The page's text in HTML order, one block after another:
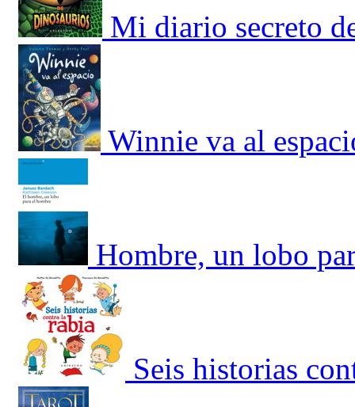
Mi diario secreto
Winnie va al
Hombre, un lobo
Seis historias